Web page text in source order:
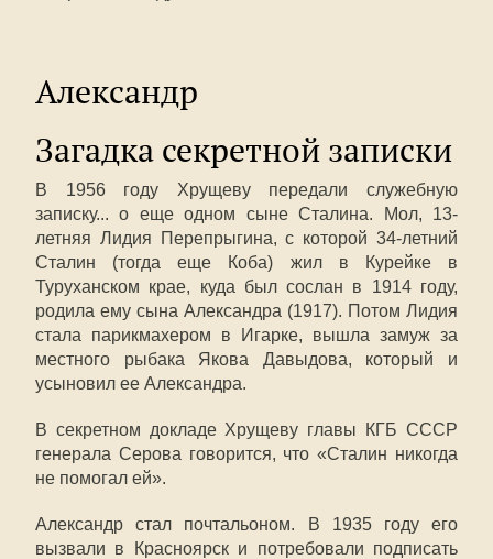
Александр
Загадка секретной записки
В 1956 году Хрущеву передали служебную
записку... о еще одном сыне Сталина. Мол, 13-
летняя Лидия Перепрыгина, с которой 34-летний
Сталин (тогда еще Коба) жил в Курейке в
Туруханском крае, куда был сослан в 1914 году,
родила ему сына Александра (1917). Потом Лидия
стала парикмахером в Игарке, вышла замуж за
местного рыбака Якова Давыдова, который и
усыновил ее Александра.
В секретном докладе Хрущеву главы КГБ СССР
генерала Серова говорится, что «Сталин никогда
не помогал ей».
Александр стал почтальоном. В 1935 году его
вызвали в Красноярск и потребовали подписать